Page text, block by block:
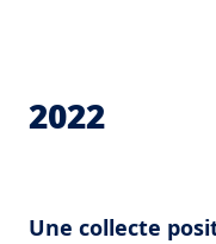
2022
Une collecte